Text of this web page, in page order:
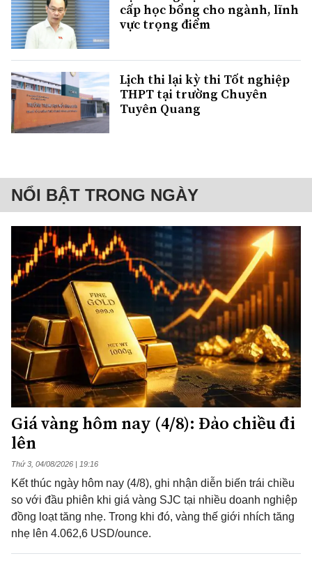
cấp học bổng cho ngành, lĩnh
vực trọng điểm
Lịch thi lại kỳ thi Tốt nghiệp
THPT tại trường Chuyên
Tuyên Quang
NỔI BẬT TRONG NGÀY
Giá vàng hôm nay (4/8): Đảo chiều đi
lên
Thứ 3, 04/08/2026 | 19:16
Kết thúc ngày hôm nay (4/8), ghi nhận diễn biến trái chiều
so với đầu phiên khi giá vàng SJC tại nhiều doanh nghiệp
đồng loạt tăng nhẹ. Trong khi đó, vàng thế giới nhích tăng
nhẹ lên 4.062,6 USD/ounce.